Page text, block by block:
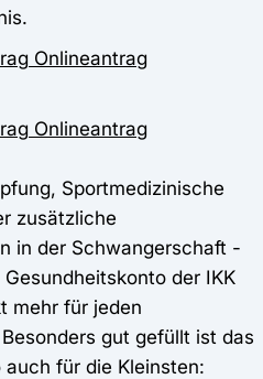
Onlineantrag
Onlineantrag
Sportmedizinische
zusätzliche
in der Schwangerschaft -
der IKK
mehr für jeden
gut gefüllt ist das
für die Kleinsten: